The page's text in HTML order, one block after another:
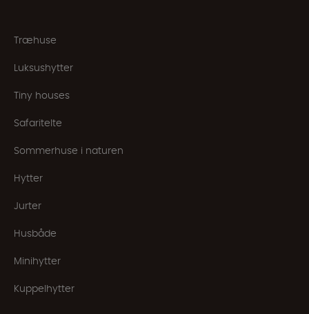
Træhuse
Luksushytter
Tiny houses
Safaritelte
Sommerhuse i naturen
Hytter
Jurter
Husbåde
Minihytter
Kuppelhytter